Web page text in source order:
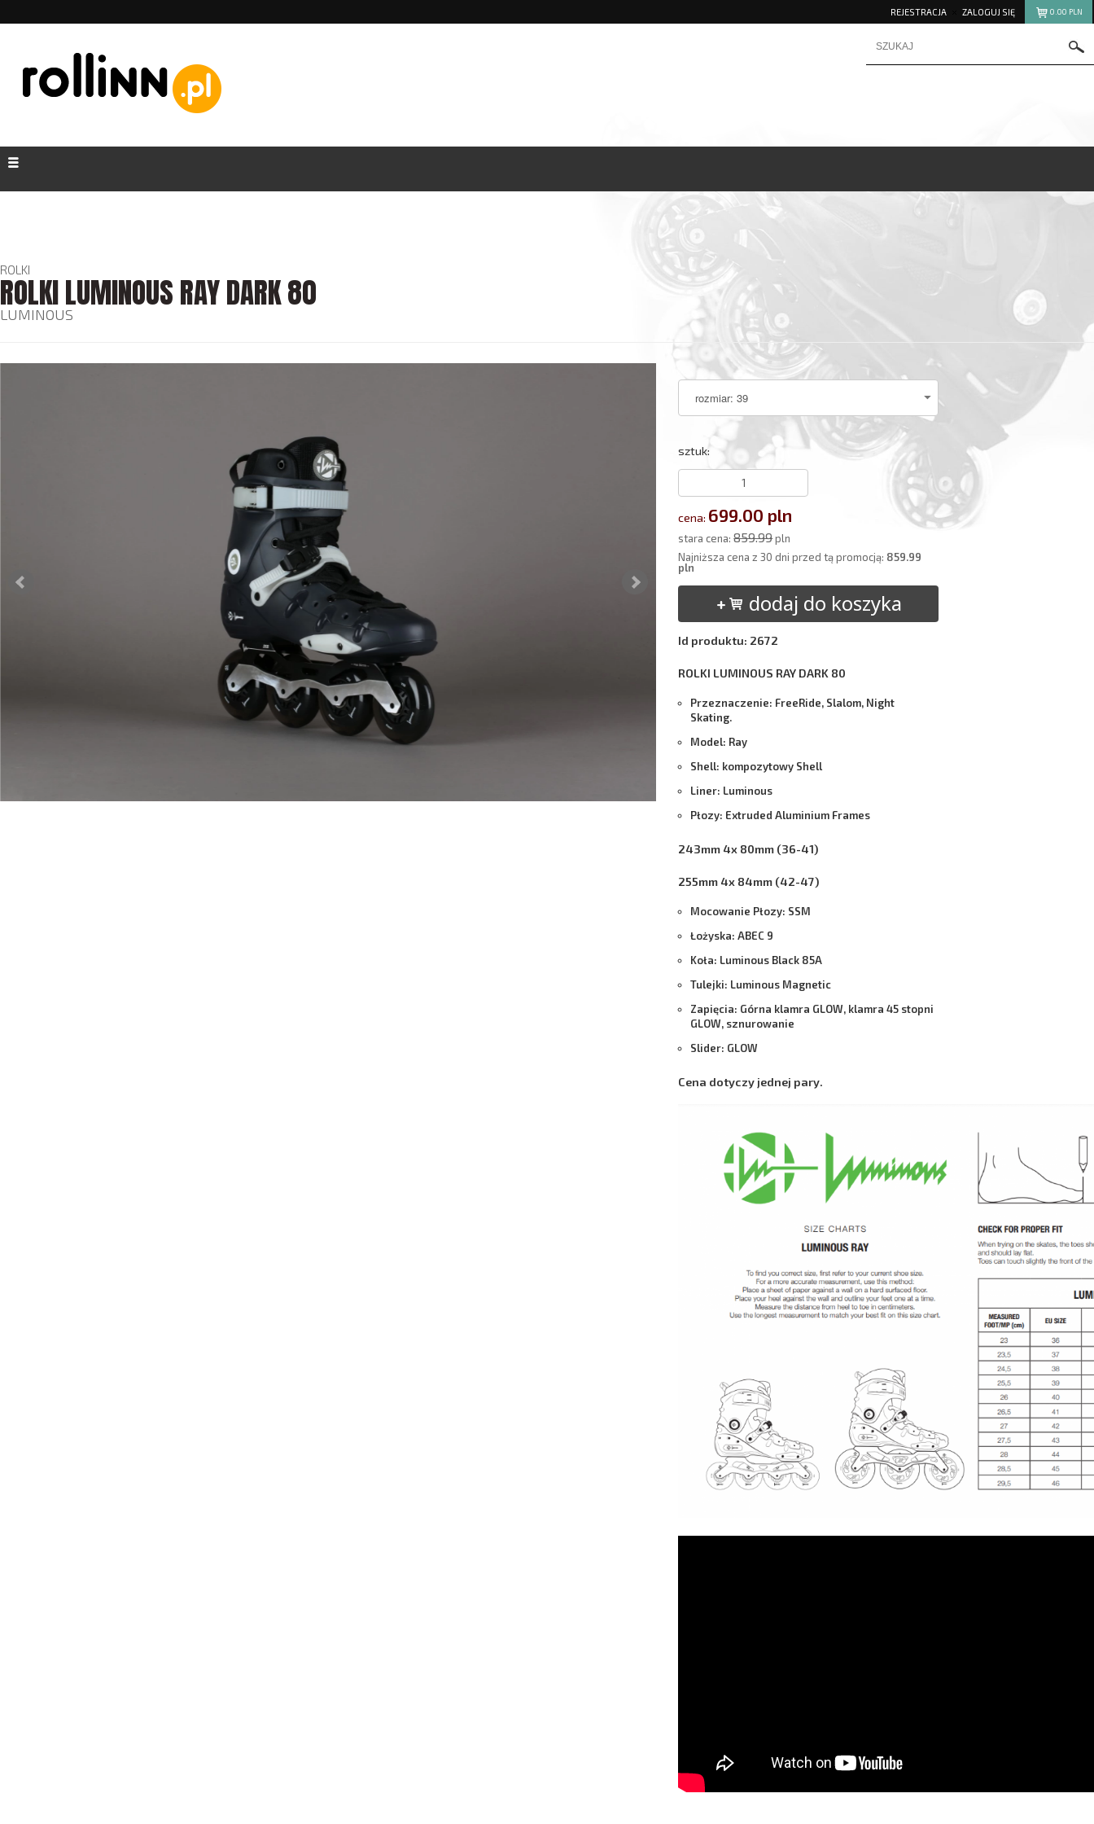
0.00 PLN
REJESTRACJA ZALOGUJ SIĘ
ROLKI
ROLKI LUMINOUS RAY DARK 80
LUMINOUS
sztuk:
cena: 699.00 pln
stara cena:859.99pln
Najniższa cena z 30 dni przed tą promocją: 859.99
pln
dodaj do koszyka
Id produktu: 2672
ROLKI LUMINOUS RAY DARK 80
Przeznaczenie: FreeRide, Slalom, Night
Skating.
Model: Ray
Shell: kompozytowy Shell
Liner: Luminous
Płozy: Extruded Aluminium Frames
243mm 4x 80mm (36-41)
255mm 4x 84mm (42-47)
Mocowanie Płozy: SSM
Łożyska: ABEC 9
Koła: Luminous Black 85A
Tulejki: Luminous Magnetic
Zapięcia: Górna klamra GLOW, klamra 45 stopni
GLOW, sznurowanie
Slider: GLOW
Cena dotyczy jednej pary.